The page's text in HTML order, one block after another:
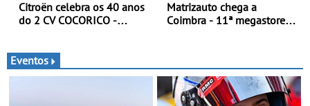
Citroën celebra os 40 anos
do 2 CV COCORICO -
Matrizauto chega a
Coimbra - 11ª megastore
Eventos